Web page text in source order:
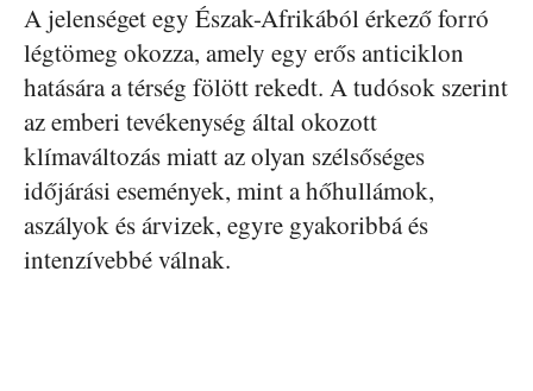
A jelenséget egy Észak-Afrikából érkező forró
légtömeg okozza, amely egy erős anticiklon
hatására a térség fölött rekedt. A tudósok szerint
az emberi tevékenység által okozott
klímaváltozás miatt az olyan szélsőséges
időjárási események, mint a hőhullámok,
aszályok és árvizek, egyre gyakoribbá és
intenzívebbé válnak.